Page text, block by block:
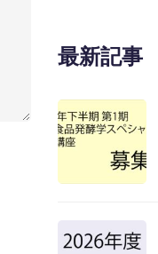
最新記事